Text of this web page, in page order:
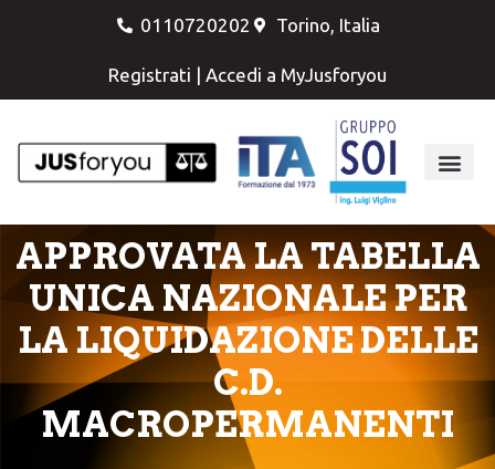
0110720202 Torino, Italia
Registrati | Accedi a MyJusforyou
APPROVATA LA TABELLA
UNICA NAZIONALE PER
LA LIQUIDAZIONE DELLE
C.D.
MACROPERMANENTI